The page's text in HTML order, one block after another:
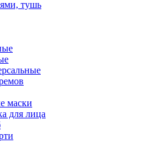
тушь
маски
для лица